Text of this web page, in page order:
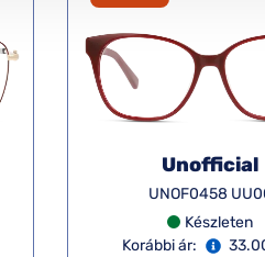
Unofficial
UNOF0458
Készleten
Korábbi ár: